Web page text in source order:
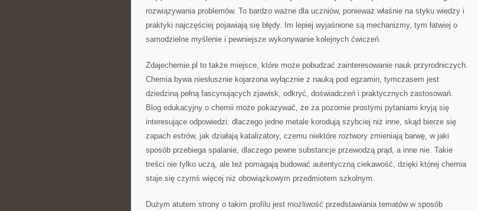
rozwiązywania problemów. To bardzo ważne dla uczniów, ponieważ właśnie na styku wiedzy i
praktyki najczęściej pojawiają się błędy. Im lepiej wyjaśnione są mechanizmy, tym łatwiej o
samodzielne myślenie i pewniejsze wykonywanie kolejnych ćwiczeń.
Zdajechemie.pl to także miejsce, które może pobudzać zainteresowanie nauk przyrodniczych.
Chemia bywa niesłusznie kojarzona wyłącznie z nauką pod egzamin, tymczasem jest
dziedziną pełną fascynujących zjawisk, odkryć, doświadczeń i praktycznych zastosowań.
Blog edukacyjny o chemii może pokazywać, że za pozornie prostymi pytaniami kryją się
interesujące odpowiedzi: dlaczego jedne metale korodują szybciej niż inne, skąd bierze się
zapach estrów, jak działają katalizatory, czemu niektóre roztwory zmieniają barwę, w jaki
sposób przebiega spalanie, dlaczego pewne substancje przewodzą prąd, a inne nie. Takie
treści nie tylko uczą, ale też pomagają budować autentyczną ciekawość, dzięki której chemia
staje się czymś więcej niż obowiązkowym przedmiotem szkolnym.
Dużym atutem strony o takim profilu jest możliwość przedstawiania tematów w sposób